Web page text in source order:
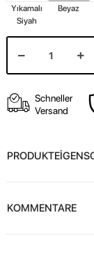
Yıkamalı
Siyah
Beyaz
Schneller
Versand
KOMMENTARE